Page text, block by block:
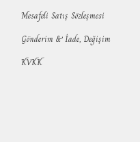
Mesafeli Satış Sözleşmesi
Gönderim & İade, Değişim
KVKK